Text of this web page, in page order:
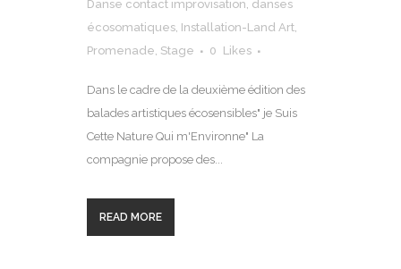
Danse contact improvisation, danses
écosomatiques, Installation-Land Art,
Promenade, Stage 0 Likes
Dans le cadre de la deuxième édition des
balades artistiques écosensibles" je Suis
Cette Nature Qui m'Environne" La
compagnie propose des...
READ MORE